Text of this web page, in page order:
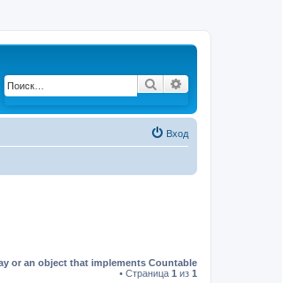
Поиск
Вход
or an object that implements Countable
• Страница 1 из 1